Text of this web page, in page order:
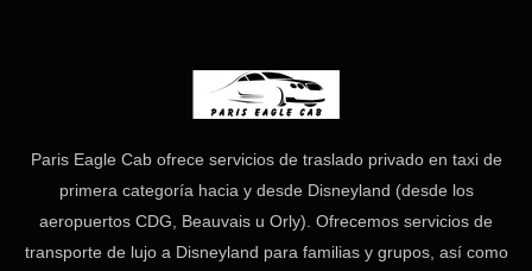
Paris Eagle Cab ofrece servicios de traslado privado en taxi de
primera categoría hacia y desde Disneyland (desde los
aeropuertos CDG, Beauvais u Orly). Ofrecemos servicios de
transporte de lujo a Disneyland para familias y grupos, así como